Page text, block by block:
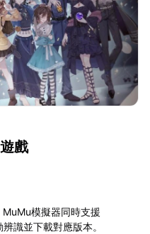
戲
模擬器同時支援
識並下載對應版本。